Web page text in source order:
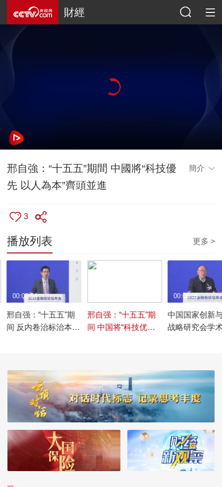
財經
邢自強：“十五五”期間 中國將“科技優
先 以人為本”齊頭並進
簡介
3
播放列表 更多 >
邢自强：“十五五”期
间 反内卷治标治本有
00:00:54
邢自强：“十五五”期
间 中国将“科技优先
中国国家创新
战略研究会学
产性服务业
00:08:35